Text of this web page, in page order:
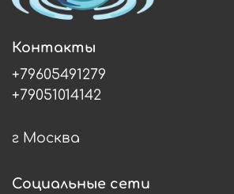
Контакты
+79605491279
+79051014142
г Москва
Социальные сети